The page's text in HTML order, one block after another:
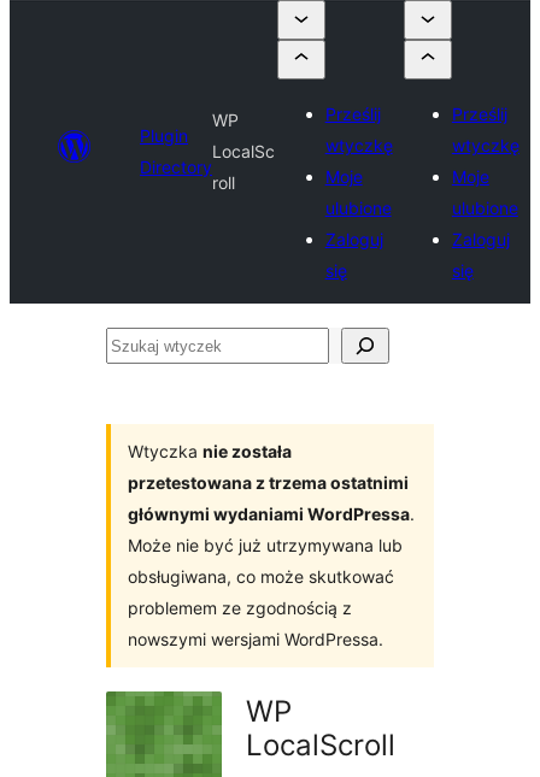
Plugin
Directory
WP
LocalSc
roll
Prześlij
wtyczkę
Moje
ulubione
Zaloguj
się
Prześlij
wtyczkę
Moje
ulubione
Zaloguj
się
Szukaj
Wtyczka nie została
przetestowana z trzema ostatnimi
głównymi wydaniami WordPressa.
Może nie być już utrzymywana lub
obsługiwana, co może skutkować
problemem ze zgodnością z
nowszymi wersjami WordPressa.
WP
LocalScroll